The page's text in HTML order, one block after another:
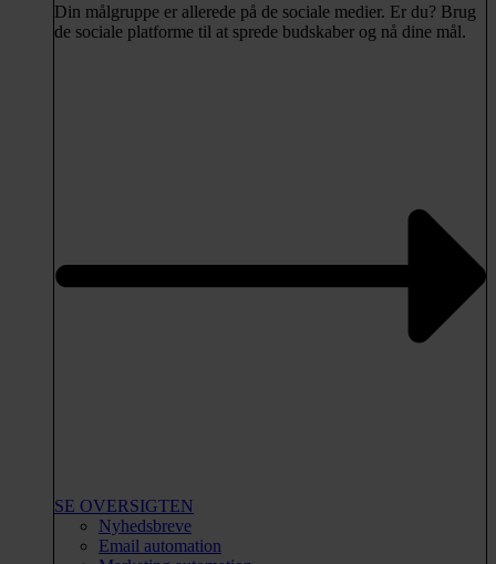
Din målgruppe er allerede på de sociale medier. Er du? Brug
de sociale platforme til at sprede budskaber og nå dine mål.
SE OVERSIGTEN
Nyhedsbreve
Email automation